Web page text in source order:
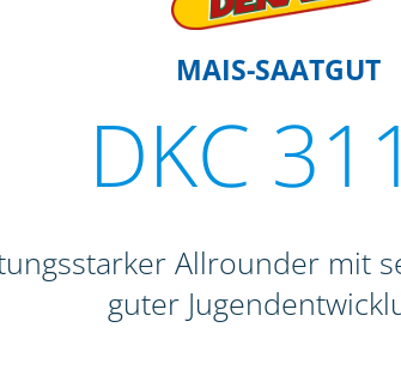
MAIS-SAATGUT
DKC
Allrounder mit
guter